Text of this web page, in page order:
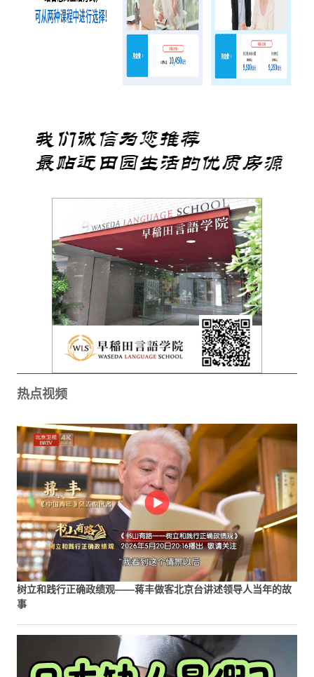
热点视频
树立和践行正确政绩观——蒋丰做客北京台讲述领导人当年的故
事